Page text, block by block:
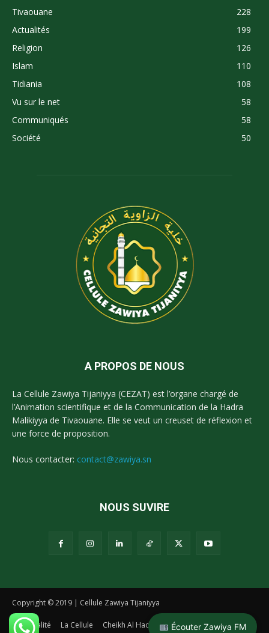
Écouter Zawiya FM
Tivaouane
228
Actualités
199
Religion
126
Islam
110
Tidiania
108
Vu sur le net
58
Communiqués
58
Société
50
A PROPOS DE NOUS
La Cellule Zawiya Tijaniyya (CEZAT) est l’organe chargé de
l’Animation scientifique et de la Communication de la Hadra
Malikiyya de Tivaouane. Elle se veut un creuset de réflexion et
une force de proposition.
Nous contacter: contact@zawiya.sn
NOUS SUVIRE
Copyright © 2019 | Cellule Zawiya Tijaniyya
Actualité La Cellule Cheikh Al Hadj Malick Sy
La Tidianiya